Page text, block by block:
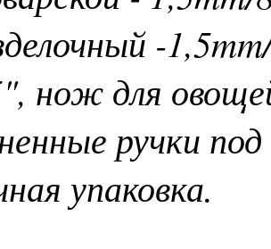
-
нож для
ручки
упаковка.